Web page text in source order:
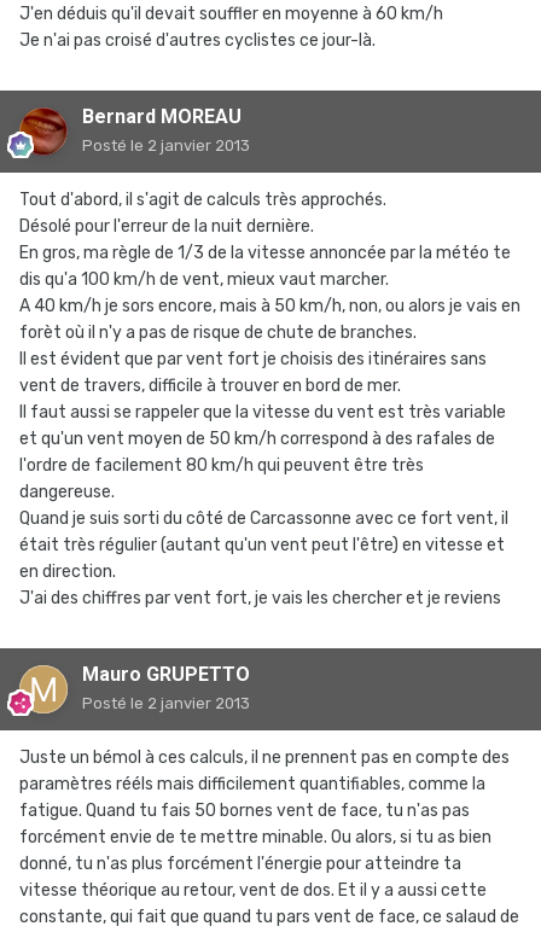
J'en déduis qu'il devait souffler en moyenne à 60 km/h
Je n'ai pas croisé d'autres cyclistes ce jour-là.
Bernard MOREAU
Posté le 2 janvier 2013
Tout d'abord, il s'agit de calculs très approchés.
Désolé pour l'erreur de la nuit dernière.
En gros, ma règle de 1/3 de la vitesse annoncée par la météo te
dis qu'a 100 km/h de vent, mieux vaut marcher.
A 40 km/h je sors encore, mais à 50 km/h, non, ou alors je vais en
forèt où il n'y a pas de risque de chute de branches.
Il est évident que par vent fort je choisis des itinéraires sans
vent de travers, difficile à trouver en bord de mer.
Il faut aussi se rappeler que la vitesse du vent est très variable
et qu'un vent moyen de 50 km/h correspond à des rafales de
l'ordre de facilement 80 km/h qui peuvent être très
dangereuse.
Quand je suis sorti du côté de Carcassonne avec ce fort vent, il
était très régulier (autant qu'un vent peut l'être) en vitesse et
en direction.
J'ai des chiffres par vent fort, je vais les chercher et je reviens
Mauro GRUPETTO
Posté le 2 janvier 2013
Juste un bémol à ces calculs, il ne prennent pas en compte des
paramètres rééls mais difficilement quantifiables, comme la
fatigue. Quand tu fais 50 bornes vent de face, tu n'as pas
forcément envie de te mettre minable. Ou alors, si tu as bien
donné, tu n'as plus forcément l'énergie pour atteindre ta
vitesse théorique au retour, vent de dos. Et il y a aussi cette
constante, qui fait que quand tu pars vent de face, ce salaud de